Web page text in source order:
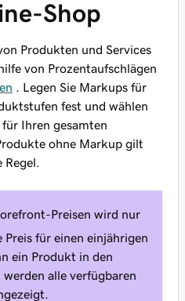
Shop
Produkten und Services
von Prozentaufschlägen
. Legen Sie Markups für
fest und wählen
für Ihren gesamten
ohne Markup gilt
Preisen wird nur
für einen einjährigen
ein Produkt in den
alle verfügbaren